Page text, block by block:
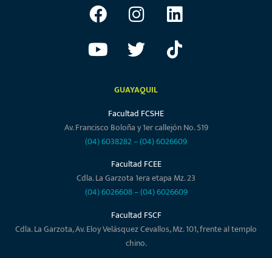
GUAYAQUIL
Facultad FCSHE
Av. Francisco Boloña y 1er callejón No. 519
(04) 6038282–(04) 6026609
Facultad FCEE
Cdla. La Garzota 1era etapa Mz. 23
(04) 6026608–(04) 6026609
Facultad FSCF
Cdla. La Garzota, Av. Eloy Velásquez Cevallos, Mz. 101, frente al templo
chino.